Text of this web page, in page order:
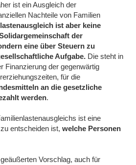
ist ein Ausgleich der
Nachteile von Familien
ist aber keine
der
eine über Steuern zu
Aufgabe. Die steht in
Finanzierung der gegenwärtig
für die
an die gesetzliche
werden.
ist eine
entscheiden ist,welche Personen
Vorschlag, auch für